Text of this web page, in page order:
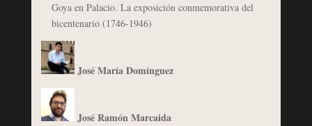
Goya en Palacio. La exposición conmemorativa del
bicentenario (1746-1946)
José María Domínguez
José Ramón Marcaida